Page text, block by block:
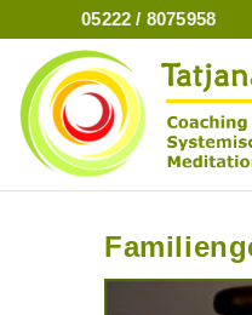
Inhalt
springen
05222 / 8075958